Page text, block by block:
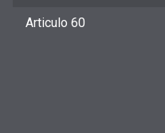
Articulo 60